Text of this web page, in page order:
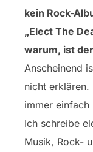
kein Rock-
„Elect The
warum, ist
Anscheinend
nicht
immer einfach
Ich schreibe
Musik, Rock-